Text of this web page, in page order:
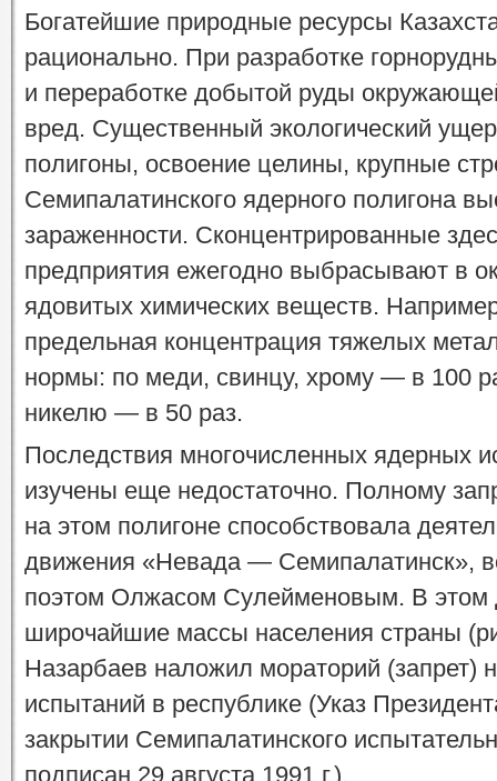
Богатейшие природные ресурсы
рационально. При разработке
и переработке добытой руды
вред. Существенный экологический
полигоны, освоение целины, крупные
Семипалатинского ядерного полигона
зараженности. Сконцентрированные
предприятия ежегодно выбрасывают в
ядовитых химических веществ.
предельная концентрация тяжелых
нормы: по меди, свинцу, хрому — в 100
никелю — в 50 раз.
Последствия многочисленных ядерных
изучены еще недостаточно. Полному
на этом полигоне способствовала
движения «Невада — Семипалатинск»,
поэтом Олжасом Сулейменовым. В этом
широчайшие массы населения страны
Назарбаев наложил мораторий (запрет)
испытаний в республике (Указ
закрытии Семипалатинского
подписан 29 августа 1991 г.).